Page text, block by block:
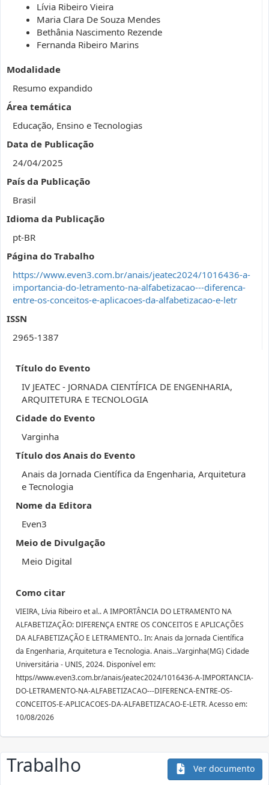
Lívia Ribeiro Vieira
Maria Clara De Souza Mendes
Bethânia Nascimento Rezende
Fernanda Ribeiro Marins
Modalidade
Resumo expandido
Área temática
Educação, Ensino e Tecnologias
Data de Publicação
24/04/2025
País da Publicação
Brasil
Idioma da Publicação
pt-BR
Página do Trabalho
https://www.even3.com.br/anais/jeatec2024/1016436-a-
importancia-do-letramento-na-alfabetizacao---diferenca-
entre-os-conceitos-e-aplicacoes-da-alfabetizacao-e-letr
ISSN
2965-1387
Título do Evento
IV JEATEC - JORNADA CIENTÍFICA DE ENGENHARIA,
ARQUITETURA E TECNOLOGIA
Cidade do Evento
Varginha
Título dos Anais do Evento
Anais da Jornada Científica da Engenharia, Arquitetura
e Tecnologia
Nome da Editora
Even3
Meio de Divulgação
Meio Digital
Como citar
VIEIRA, Lívia Ribeiro et al.. A IMPORTÂNCIA DO LETRAMENTO NA
ALFABETIZAÇÃO: DIFERENÇA ENTRE OS CONCEITOS E APLICAÇÕES
DA ALFABETIZAÇÃO E LETRAMENTO.. In: Anais da Jornada Científica
da Engenharia, Arquitetura e Tecnologia. Anais...Varginha(MG) Cidade
Universitária - UNIS, 2024. Disponível em:
https//www.even3.com.br/anais/jeatec2024/1016436-A-IMPORTANCIA-
DO-LETRAMENTO-NA-ALFABETIZACAO---DIFERENCA-ENTRE-OS-
CONCEITOS-E-APLICACOES-DA-ALFABETIZACAO-E-LETR. Acesso em:
10/08/2026
Trabalho Ver documento